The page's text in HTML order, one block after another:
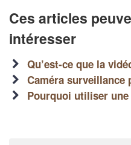
Ces articles
intéresser
Qu’est-ce que la
Caméra surveillance
Pourquoi utiliser